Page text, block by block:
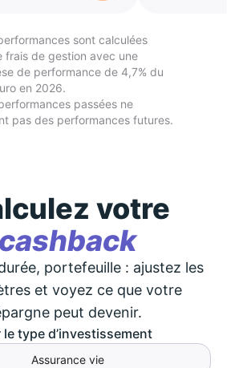
sont calculées
frais de gestion avec une
de performance de 4,7% du
en 2026.
passées ne
pas des performances futures.
votre
cashback
portefeuille : ajustez les
et voyez ce que votre
peut devenir.
type d’investissement
Assurance vie